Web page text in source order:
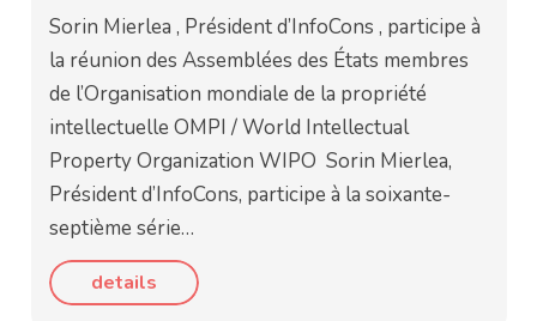
Sorin Mierlea , Président d’InfoCons , participe à
la réunion des Assemblées des États membres
de l’Organisation mondiale de la propriété
intellectuelle OMPI / World Intellectual
Property Organization WIPO Sorin Mierlea,
Président d’InfoCons, participe à la soixante-
septième série…
details